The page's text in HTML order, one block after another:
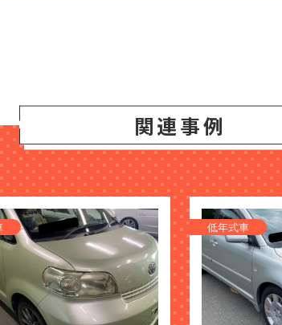
関連事例
低年式車